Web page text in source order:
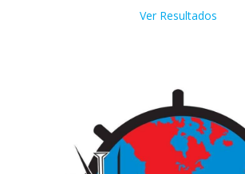
Ver Resultados